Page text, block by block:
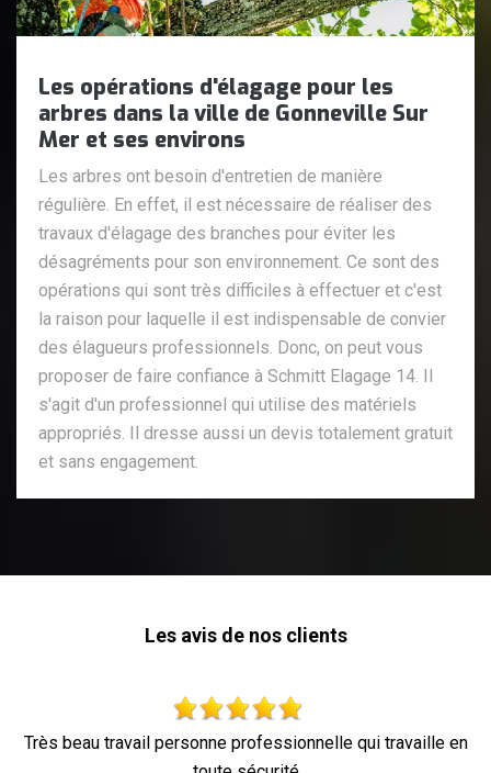
Les opérations d'élagage pour les
arbres dans la ville de Gonneville Sur
Mer et ses environs
Les arbres ont besoin d'entretien de manière
régulière. En effet, il est nécessaire de réaliser des
travaux d'élagage des branches pour éviter les
désagréments pour son environnement. Ce sont des
opérations qui sont très difficiles à effectuer et c'est
la raison pour laquelle il est indispensable de convier
des élagueurs professionnels. Donc, on peut vous
proposer de faire confiance à Schmitt Elagage 14. Il
s'agit d'un professionnel qui utilise des matériels
appropriés. Il dresse aussi un devis totalement gratuit
et sans engagement.
Les avis de nos clients
personne professionnelle qui travaille en